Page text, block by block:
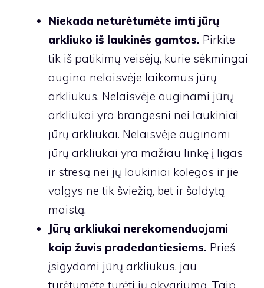
Niekada neturėtumėte imti jūrų
arkliuko iš laukinės gamtos. Pirkite
tik iš patikimų veisėjų, kurie sėkmingai
augina nelaisvėje laikomus jūrų
arkliukus. Nelaisvėje auginami jūrų
arkliukai yra brangesni nei laukiniai
jūrų arkliukai. Nelaisvėje auginami
jūrų arkliukai yra mažiau linkę į ligas
ir stresą nei jų laukiniai kolegos ir jie
valgys ne tik šviežią, bet ir šaldytą
maistą.
Jūrų arkliukai nerekomenduojami
kaip žuvis pradedantiesiems. Prieš
įsigydami jūrų arkliukus, jau
turėtumėte turėti jų akvariumą. Taip